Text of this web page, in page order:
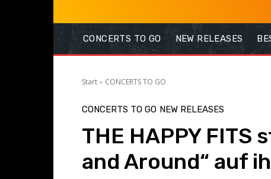
CONCERTS TO GO NEW RELEASES
Start CONCERTS TO GO
CONCERTS TO GO NEW RELEASES
THE HAPPY FITS
and Around“ auf